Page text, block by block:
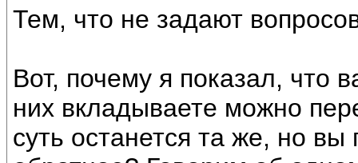
Тем, что не задают
Вот, почему я показал, что
них вкладываете можно
суть останется та же, но